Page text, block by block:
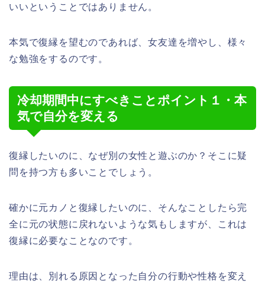
いいということではありません。
本気で復縁を望むのであれば、女友達を増やし、様々
な勉強をするのです。
冷却期間中にすべきことポイント１・本
気で自分を変える
復縁したいのに、なぜ別の女性と遊ぶのか？そこに疑
問を持つ方も多いことでしょう。
確かに元カノと復縁したいのに、そんなことしたら完
全に元の状態に戻れないような気もしますが、これは
復縁に必要なことなのです。
理由は、別れる原因となった自分の行動や性格を変え